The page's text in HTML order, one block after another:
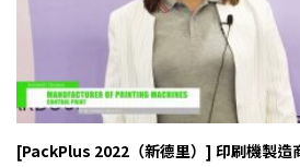
[PackPlus 2022（新德里）] 印刷機製造